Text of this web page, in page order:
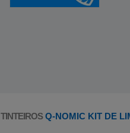
TINTEIROS Q-NOMIC KIT DE